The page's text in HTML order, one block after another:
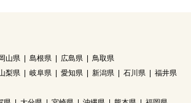
岡山県 島根県 広島県
鳥取県
梨県 岐阜県 愛知県 新潟県 石川県
福井県